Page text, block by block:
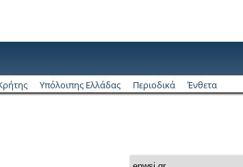
Υπόλοιπης Ελλάδας Περιοδικά Ένθετα